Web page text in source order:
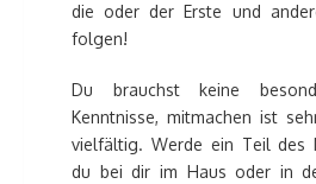
die oder der Erste und
folgen!
Du brauchst keine
Kenntnisse, mitmachen ist
vielfältig. Werde ein Teil des
du bei dir im Haus oder in